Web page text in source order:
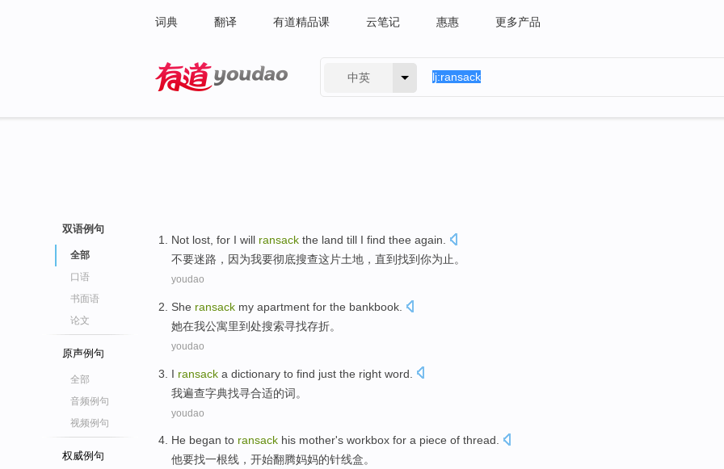
词典 翻译 有道精品课 云笔记 惠惠 更多产品
中英
双语例句
全部
口语
书面语
论文
原声例句
全部
音频例句
视频例句
权威例句
Not lost for I will ransack the land till I find thee again.
不要迷路 ， 因为我要彻底搜查这片土地 ， 直到找到你为止。
youdao
She ransack my apartment for the bankbook
她在我公寓里到处搜索寻找存折。
youdao
I ransack a dictionary to find just the right word
我遍查字典找寻合适的词。
youdao
He began to ransack his mother's workbox for a piece of thread.
他要找一根线， 开始翻腾妈妈的针线盒。